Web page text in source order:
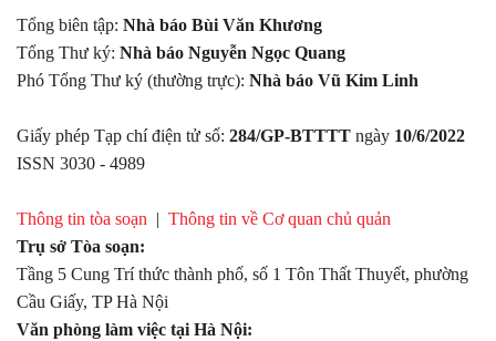
Tổng biên tập: Nhà báo Bùi Văn Khương
Tổng Thư ký: Nhà báo Nguyễn Ngọc Quang
Phó Tổng Thư ký (thường trực): Nhà báo Vũ Kim Linh
Giấy phép Tạp chí điện tử số: 284/GP-BTTTT ngày 10/6/2022
ISSN 3030 - 4989
Thông tin tòa soạn | Thông tin về Cơ quan chủ quản
Trụ sở Tòa soạn:
Tầng 5 Cung Trí thức thành phố, số 1 Tôn Thất Thuyết, phường
Cầu Giấy, TP Hà Nội
Văn phòng làm việc tại Hà Nội: